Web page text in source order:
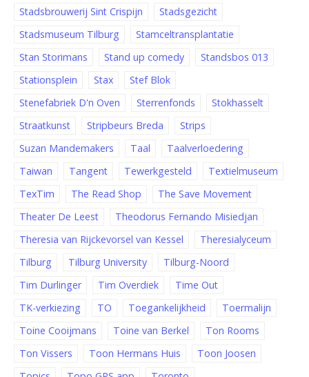
Stadsbrouwerij Sint Crispijn
Stadsgezicht
Stadsmuseum Tilburg
Stamceltransplantatie
Stan Storimans
Stand up comedy
Standsbos 013
Stationsplein
Stax
Stef Blok
Stenefabriek D'n Oven
Sterrenfonds
Stokhasselt
Straatkunst
Stripbeurs Breda
Strips
Suzan Mandemakers
Taal
Taalverloedering
Taiwan
Tangent Tewerkgesteld
Textielmuseum
TexTim
The Read Shop
The Save Movement
Theater De Leest
Theodorus Fernando Misiedjan
Theresia van Rijckevorsel van Kessel
Theresialyceum
Tilburg
Tilburg University
Tilburg-Noord
Tim Durlinger
Tim Overdiek
Time Out
TK-verkiezing
TO Toegankelijkheid
Toermalijn
Toine Cooijmans
Toine van Berkel
Ton Rooms
Ton Vissers
Toon Hermans Huis
Toon Joosen